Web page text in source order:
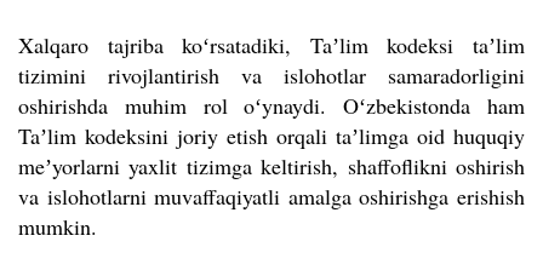
Xalqaro tajriba koʻrsatadiki, Taʼlim kodeksi taʼlim
tizimini rivojlantirish va islohotlar samaradorligini
oshirishda muhim rol oʻynaydi. Oʻzbekistonda ham
Taʼlim kodeksini joriy etish orqali taʼlimga oid huquqiy
meʼyorlarni yaxlit tizimga keltirish, shaffoflikni oshirish
va islohotlarni muvaffaqiyatli amalga oshirishga erishish
mumkin.